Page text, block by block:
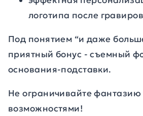
логотипа после
Под понятием “и даже
приятный бонус - съемный
основания-подставки.
Не ограничивайте фантазию
возможностями!